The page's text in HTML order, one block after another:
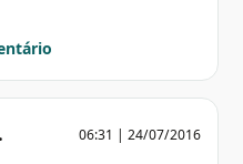
06:31 | 24/07/2016